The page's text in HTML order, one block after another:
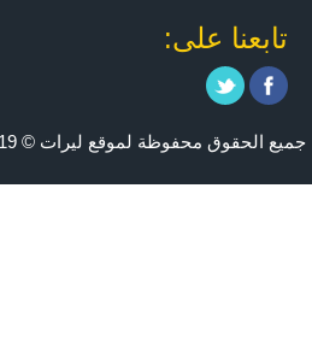
تابعنا على:
جميع الحقوق محفوظة لموقع ليرات © 2019-2024